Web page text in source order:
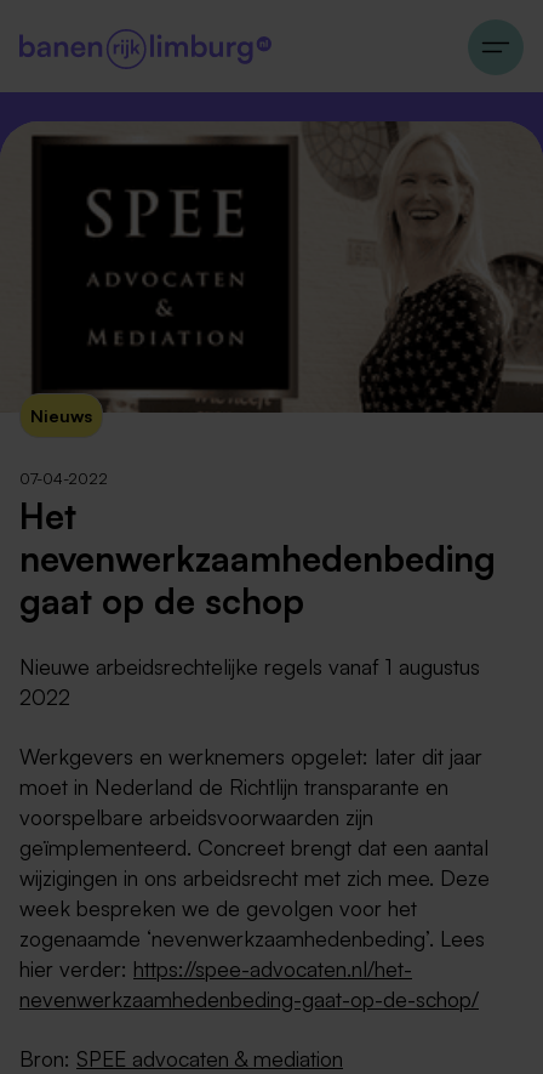
Nieuws
07-04-2022
Het
nevenwerkzaamhedenbeding
gaat op de schop
Nieuwe arbeidsrechtelijke regels vanaf 1 augustus
2022
Werkgevers en werknemers opgelet: later dit jaar
moet in Nederland de Richtlijn transparante en
voorspelbare arbeidsvoorwaarden zijn
geïmplementeerd. Concreet brengt dat een aantal
wijzigingen in ons arbeidsrecht met zich mee. Deze
week bespreken we de gevolgen voor het
zogenaamde ‘nevenwerkzaamhedenbeding’. Lees
hier verder: https://spee-advocaten.nl/het-
nevenwerkzaamhedenbeding-gaat-op-de-schop/
Bron: SPEE advocaten & mediation